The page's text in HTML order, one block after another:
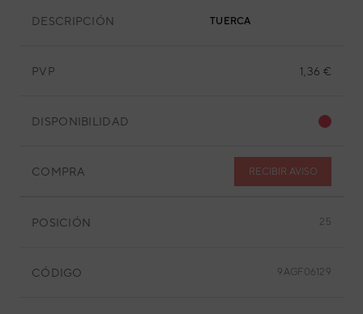
DESCRIPCIÓN TUERCA
PVP 1,36 €
DISPONIBILIDAD
COMPRA RECIBIR AVISO
POSICIÓN 25
CÓDIGO 9AGF06129